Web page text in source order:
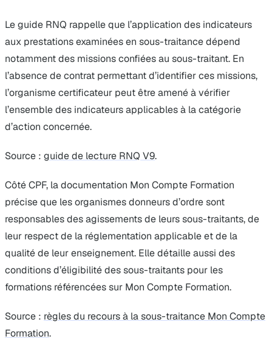
Le guide RNQ rappelle que l’application des indicateurs
aux prestations examinées en sous-traitance dépend
notamment des missions confiées au sous-traitant. En
l’absence de contrat permettant d’identifier ces missions,
l’organisme certificateur peut être amené à vérifier
l’ensemble des indicateurs applicables à la catégorie
d’action concernée.
Source : guide de lecture RNQ V9.
Côté CPF, la documentation Mon Compte Formation
précise que les organismes donneurs d’ordre sont
responsables des agissements de leurs sous-traitants, de
leur respect de la réglementation applicable et de la
qualité de leur enseignement. Elle détaille aussi des
conditions d’éligibilité des sous-traitants pour les
formations référencées sur Mon Compte Formation.
Source : règles du recours à la sous-traitance Mon Compte
Formation.